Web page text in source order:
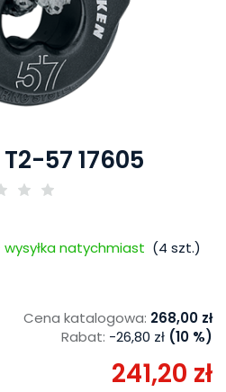
T2-57 17605
natychmiast (4 szt.)
Cena katalogowa: 268,00 zł
Rabat: -26,80 zł (10 %)
241,20 zł